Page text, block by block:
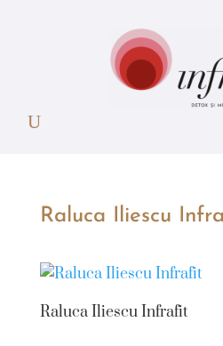
Raluca Iliescu
Raluca Iliescu Infrafit